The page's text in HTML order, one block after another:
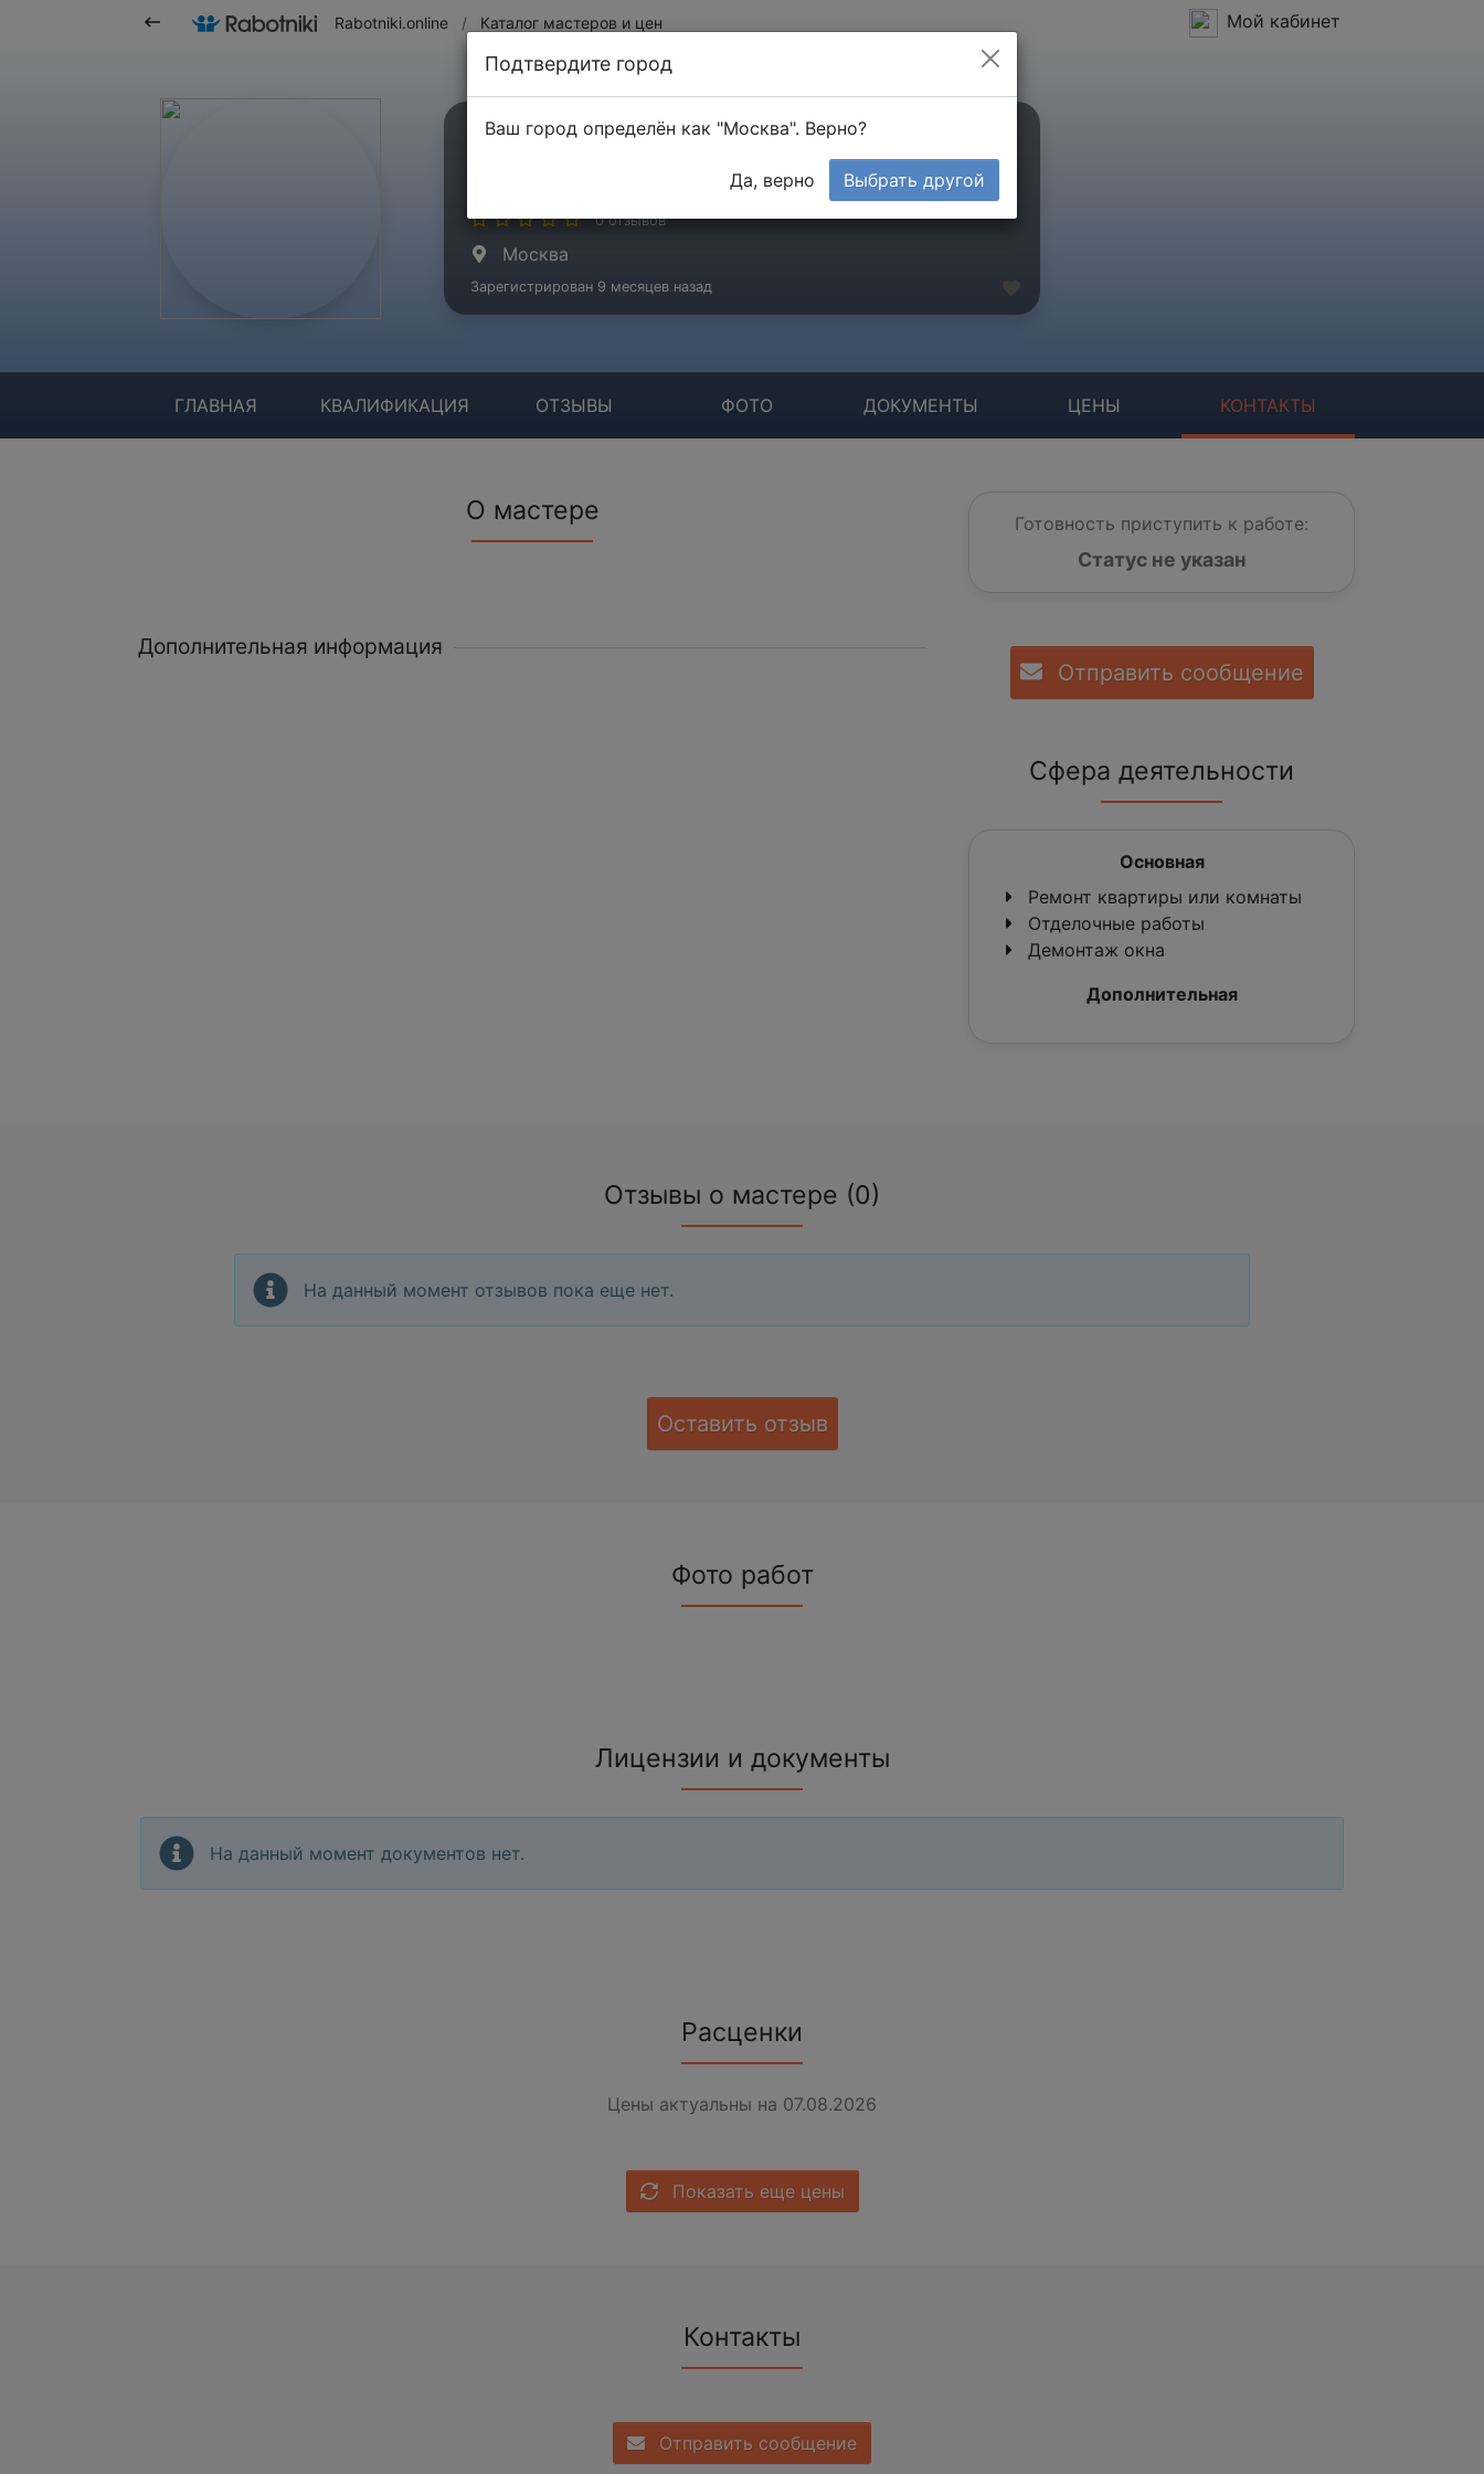
Rabotniki.online / Каталог мастеров и цен Мой кабинет
remonmos
0 отзывов
Москва
Зарегистрирован 9 месяцев назад
ГЛАВНАЯ КВАЛИФИКАЦИЯ ОТЗЫВЫ ФОТО ДОКУМЕНТЫ ЦЕНЫ КОНТАКТЫ
О мастере
Дополнительная информация
Готовность приступить к работе:
Статус не указан
Отправить сообщение
Сфера деятельности
Основная
Ремонт квартиры или комнаты
Отделочные работы
Демонтаж окна
Дополнительная
Отзывы о мастере (0)
На данный момент отзывов пока еще нет.
Оставить отзыв
Фото работ
Лицензии и документы
На данный момент документов нет.
Расценки
Цены актуальны на 07.08.2026
Показать еще цены
Контакты
Отправить сообщение
Подтвердите город
Ваш город определён как "Москва". Верно?
Да, верно Выбрать другой